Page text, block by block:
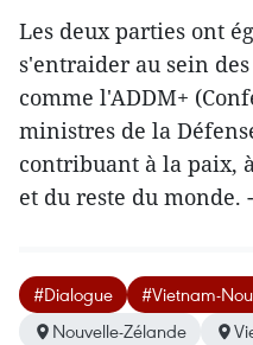
Les deux parties ont
s'entraider au sein
comme l'ADDM+
ministres de la
contribuant à la paix,
et du reste du monde.
#Dialogue #Vietnam-
Nouvelle-Zélande